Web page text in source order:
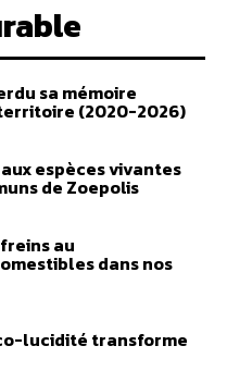
sa mémoire
(2020-2026)
espèces vivantes
de Zoepolis
au
dans nos
lucidité transforme